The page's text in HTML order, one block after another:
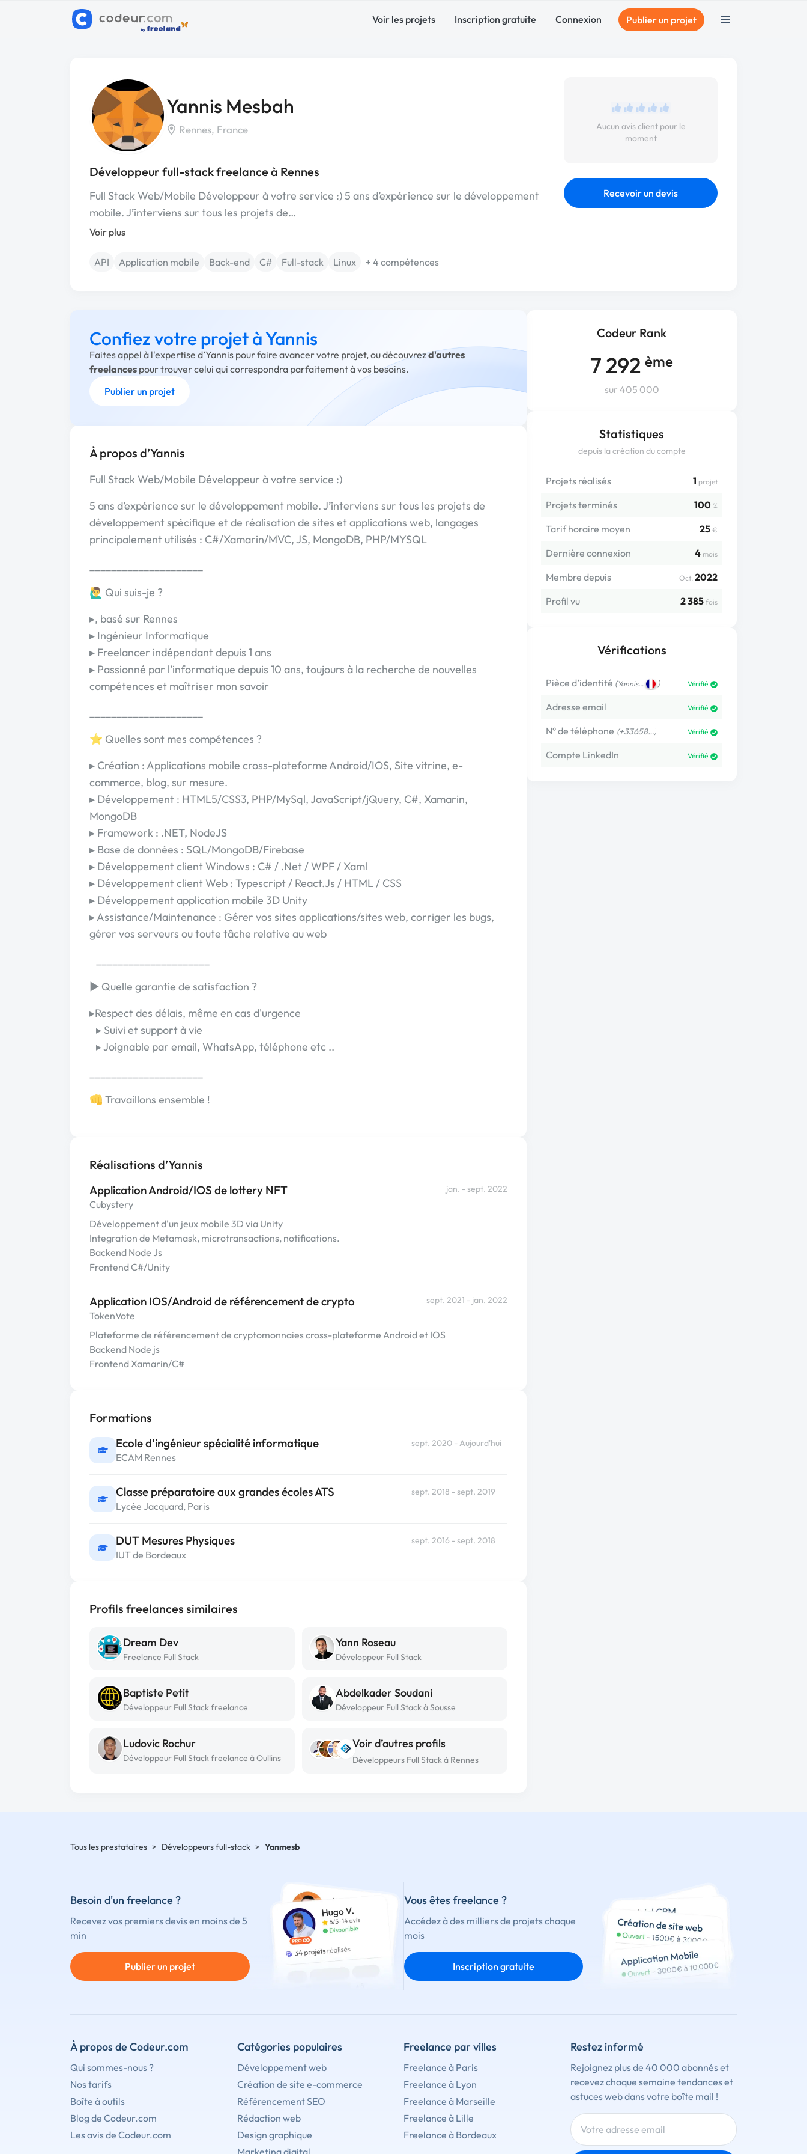
Voir les projets Inscription gratuite Connexion Publier un projet
Yannis Mesbah
Rennes, France
Développeur full-stack freelance à Rennes
Full Stack Web/Mobile Développeur à votre service :) 5 ans d’expérience sur le développement
mobile. J’interviens sur tous les projets de…
Voir plus
API Application mobile Back-end C# Full-stack Linux + 4 compétences
Aucun avis client pour le
moment
Recevoir un devis
Codeur Rank
7 292 ème
sur 405 000
Statistiques
depuis la création du compte
Projets réalisés 1 projet
Projets terminés 100 %
Tarif horaire moyen 25 €
Dernière connexion 4 mois
Membre depuis Oct. 2022
Profil vu
2 385 fois
Vérifications
Pièce d’identité (Yannis… ) Vérifié
Adresse email Vérifié
N° de téléphone (+33658…) Vérifié
Compte LinkedIn Vérifié
Confiez votre projet à Yannis
Faites appel à l'expertise d’Yannis pour faire avancer votre projet, ou découvrezd'autres
freelances pour trouver celui qui correspondra parfaitement à vos besoins.
Publier un projet
À propos d’Yannis
Full Stack Web/Mobile Développeur à votre service :)
5 ans d’expérience sur le développement mobile. J’interviens sur tous les projets de
développement spécifique et de réalisation de sites et applications web, langages
principalement utilisés : C#/Xamarin/MVC, JS, MongoDB, PHP/MYSQL
🙋‍♂️ Qui suis-je ?
▸, basé sur Rennes
▸ Ingénieur Informatique
▸ Freelancer indépendant depuis 1 ans
▸ Passionné par l’informatique depuis 10 ans, toujours à la recherche de nouvelles
compétences et maîtriser mon savoir
⭐ Quelles sont mes compétences ?
▸ Création : Applications mobile cross-plateforme Android/IOS, Site vitrine, e-
commerce, blog, sur mesure.
▸ Développement : HTML5/CSS3, PHP/MySql, JavaScript/jQuery, C#, Xamarin,
MongoDB
▸ Framework : .NET, NodeJS
▸ Base de données : SQL/MongoDB/Firebase
▸ Développement client Windows : C# / .Net / WPF / Xaml
▸ Développement client Web : Typescript / React.Js / HTML / CSS
▸ Développement application mobile 3D Unity
▸ Assistance/Maintenance : Gérer vos sites applications/sites web, corriger les bugs,
gérer vos serveurs ou toute tâche relative au web
► Quelle garantie de satisfaction ?
▸Respect des délais, même en cas d'urgence
▸ Suivi et support à vie
▸ Joignable par email, WhatsApp, téléphone etc ..
‍‍👊 Travaillons ensemble !
Réalisations d’Yannis
Application Android/IOS de lottery NFT
Cubystery
jan. - sept. 2022
Développement d'un jeux mobile 3D via Unity
Integration de Metamask, microtransactions, notifications.
Backend Node Js
Frontend C#/Unity
Application IOS/Android de référencement de crypto
TokenVote
sept. 2021 - jan. 2022
Plateforme de référencement de cryptomonnaies cross-plateforme Android et IOS
Backend Node js
Frontend Xamarin/C#
Formations
Ecole d'ingénieur spécialité informatique
ECAM Rennes
sept. 2020 - Aujourd'hui
Classe préparatoire aux grandes écoles ATS
Lycée Jacquard, Paris
sept. 2018 - sept. 2019
DUT Mesures Physiques
IUT de Bordeaux
sept. 2016 - sept. 2018
Profils freelances similaires
Dream Dev
Freelance Full Stack
Yann Roseau
Développeur Full Stack
Baptiste Petit
Développeur Full Stack freelance
Abdelkader Soudani
Développeur Full Stack à Sousse
Ludovic Rochur
Développeur Full Stack freelance à Oullins
Voir d’autres profils
Développeurs Full Stack à Rennes
Tous les prestataires > Développeurs full-stack > Yanmesb
Besoin d'un freelance ?
Recevez vos premiers devis en moins de 5
min
Publier un projet
Vous êtes freelance ?
Accédez à des milliers de projets chaque
mois
Inscription gratuite
À propos de Codeur.com
Qui sommes-nous ?
Nos tarifs
Boîte à outils
Blog de Codeur.com
Les avis de Codeur.com
Catégories populaires
Développement web
Création de site e-commerce
Référencement SEO
Rédaction web
Design graphique
Freelance par villes
Freelance à Paris
Freelance à Lyon
Freelance à Marseille
Freelance à Lille
Freelance à Bordeaux
Restez informé
Rejoignez plus de 40 000 abonnés et
recevez chaque semaine tendances et
astuces web dans votre boîte mail !